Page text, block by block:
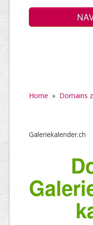
Home » Domains
Galeriekalender.ch